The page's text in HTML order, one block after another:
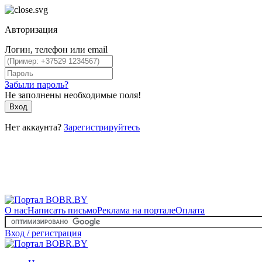
Авторизация
Логин, телефон или email
Забыли пароль?
Не заполнены необходимые поля!
Вход
Нет аккаунта? Зарегистрируйтесь
О насНаписать письмоРеклама на порталеОплата
Вход / регистрация